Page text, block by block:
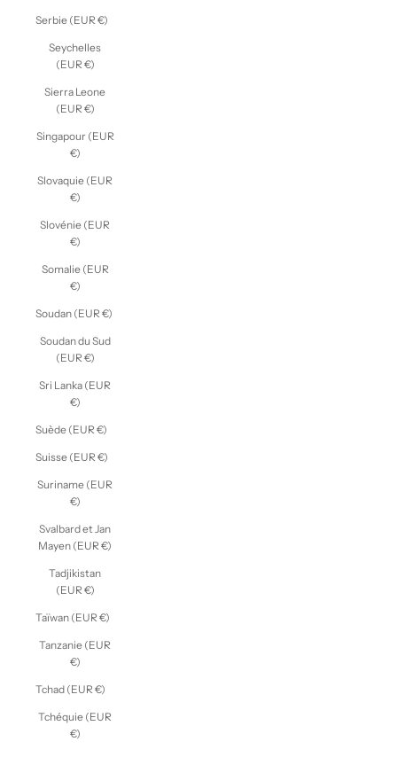
Serbie (EUR €)
Seychelles
(EUR €)
Sierra Leone
(EUR €)
Singapour (EUR
€)
Slovaquie (EUR
€)
Slovénie (EUR
€)
Somalie (EUR
€)
Soudan (EUR €)
Soudan du Sud
(EUR €)
Sri Lanka (EUR
€)
Suède (EUR €)
Suisse (EUR €)
Suriname (EUR
€)
Svalbard et Jan
Mayen (EUR €)
Tadjikistan
(EUR €)
Taïwan (EUR €)
Tanzanie (EUR
€)
Tchad (EUR €)
Tchéquie (EUR
€)